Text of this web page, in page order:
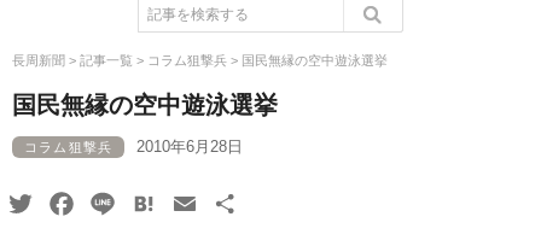
長周新聞 > 記事一覧 > コラム狙撃兵 > 国民無縁の空中遊泳選挙
国民無縁の空中遊泳選挙
コラム狙撃兵 2010年6月28日
TwitterFacebook
Line HatenaEmail